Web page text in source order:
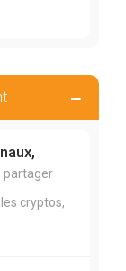
partager
cryptos,